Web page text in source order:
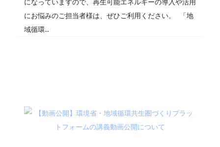
にお悩みのご担当者様は、ぜひご利用ください。 「地
域循環...